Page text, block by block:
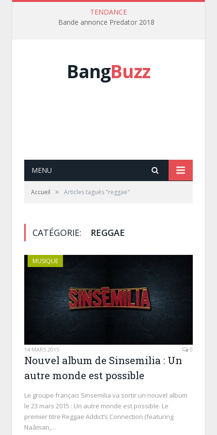
TENDANCE
Bande annonce Predator 2018
BangBuzz
MENU
Accueil » Articles tagués "reggae"
CATÉGORIE: REGGAE
MUSIQUE
14 MARS 2015 0
Nouvel album de Sinsemilia : Un
autre monde est possible
Le groupe français Sinsemilia va sortir un nouvel album
le 23 mars 2015 : Un autre monde est possible. Le
premier titre Reggae Addict’s Connection (featuring
Naâman,…